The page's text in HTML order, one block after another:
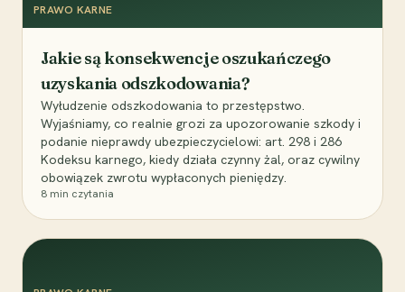
PRAWO KARNE
Jakie są konsekwencje oszukańczego
uzyskania odszkodowania?
Wyłudzenie odszkodowania to przestępstwo.
Wyjaśniamy, co realnie grozi za upozorowanie szkody i
podanie nieprawdy ubezpieczycielowi: art. 298 i 286
Kodeksu karnego, kiedy działa czynny żal, oraz cywilny
obowiązek zwrotu wypłaconych pieniędzy.
8 min czytania